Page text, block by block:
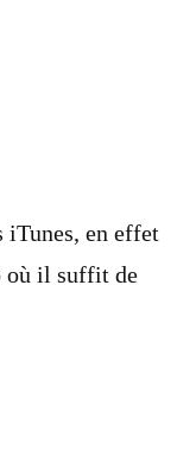
en effet
où il suffit de